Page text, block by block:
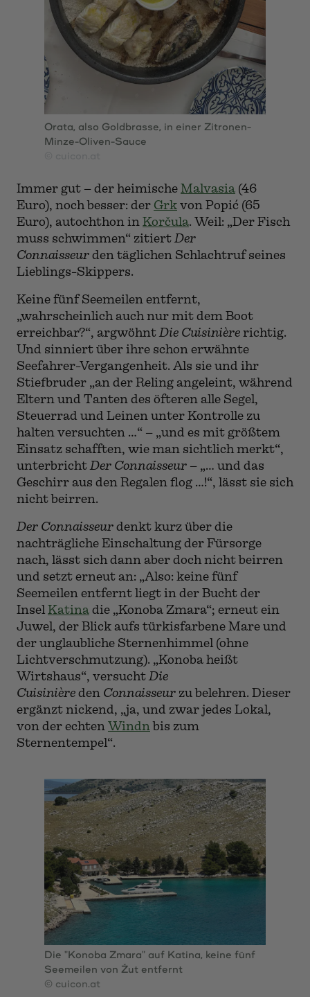
Orata, also Goldbrasse, in einer Zitronen-
Minze-Oliven-Sauce
Immer gut – der heimische Malvasia (46
Euro), noch besser: der Grk von Popić (65
Euro), autochthon in Korčula. Weil: „Der Fisch
muss schwimmen“ zitiert Der
Connaisseur den täglichen Schlachtruf seines
Lieblings-Skippers.
Keine fünf Seemeilen entfernt,
„wahrscheinlich auch nur mit dem Boot
erreichbar?“, argwöhnt Die Cuisinière richtig.
Und sinniert über ihre schon erwähnte
Seefahrer-Vergangenheit. Als sie und ihr
Stiefbruder „an der Reling angeleint, während
Eltern und Tanten des öfteren alle Segel,
Steuerrad und Leinen unter Kontrolle zu
halten versuchten …“ – „und es mit größtem
Einsatz schafften, wie man sichtlich merkt“,
unterbricht Der Connaisseur – „… und das
Geschirr aus den Regalen flog …!“, lässt sie sich
nicht beirren.
Der Connaisseur denkt kurz über die
nachträgliche Einschaltung der Fürsorge
nach, lässt sich dann aber doch nicht beirren
und setzt erneut an: „Also: keine fünf
Seemeilen entfernt liegt in der Bucht der
Insel Katina die „Konoba Zmara“; erneut ein
Juwel, der Blick aufs türkisfarbene Mare und
der unglaubliche Sternenhimmel (ohne
Lichtverschmutzung). „Konoba heißt
Wirtshaus“, versucht Die
Cuisinière den Connaisseur zu belehren. Dieser
ergänzt nickend, „ja, und zwar jedes Lokal,
von der echten Windn bis zum
Sternentempel“.
Die "Konoba Zmara" auf Katina, keine fünf
Seemeilen von Žut entfernt
© cuicon.at